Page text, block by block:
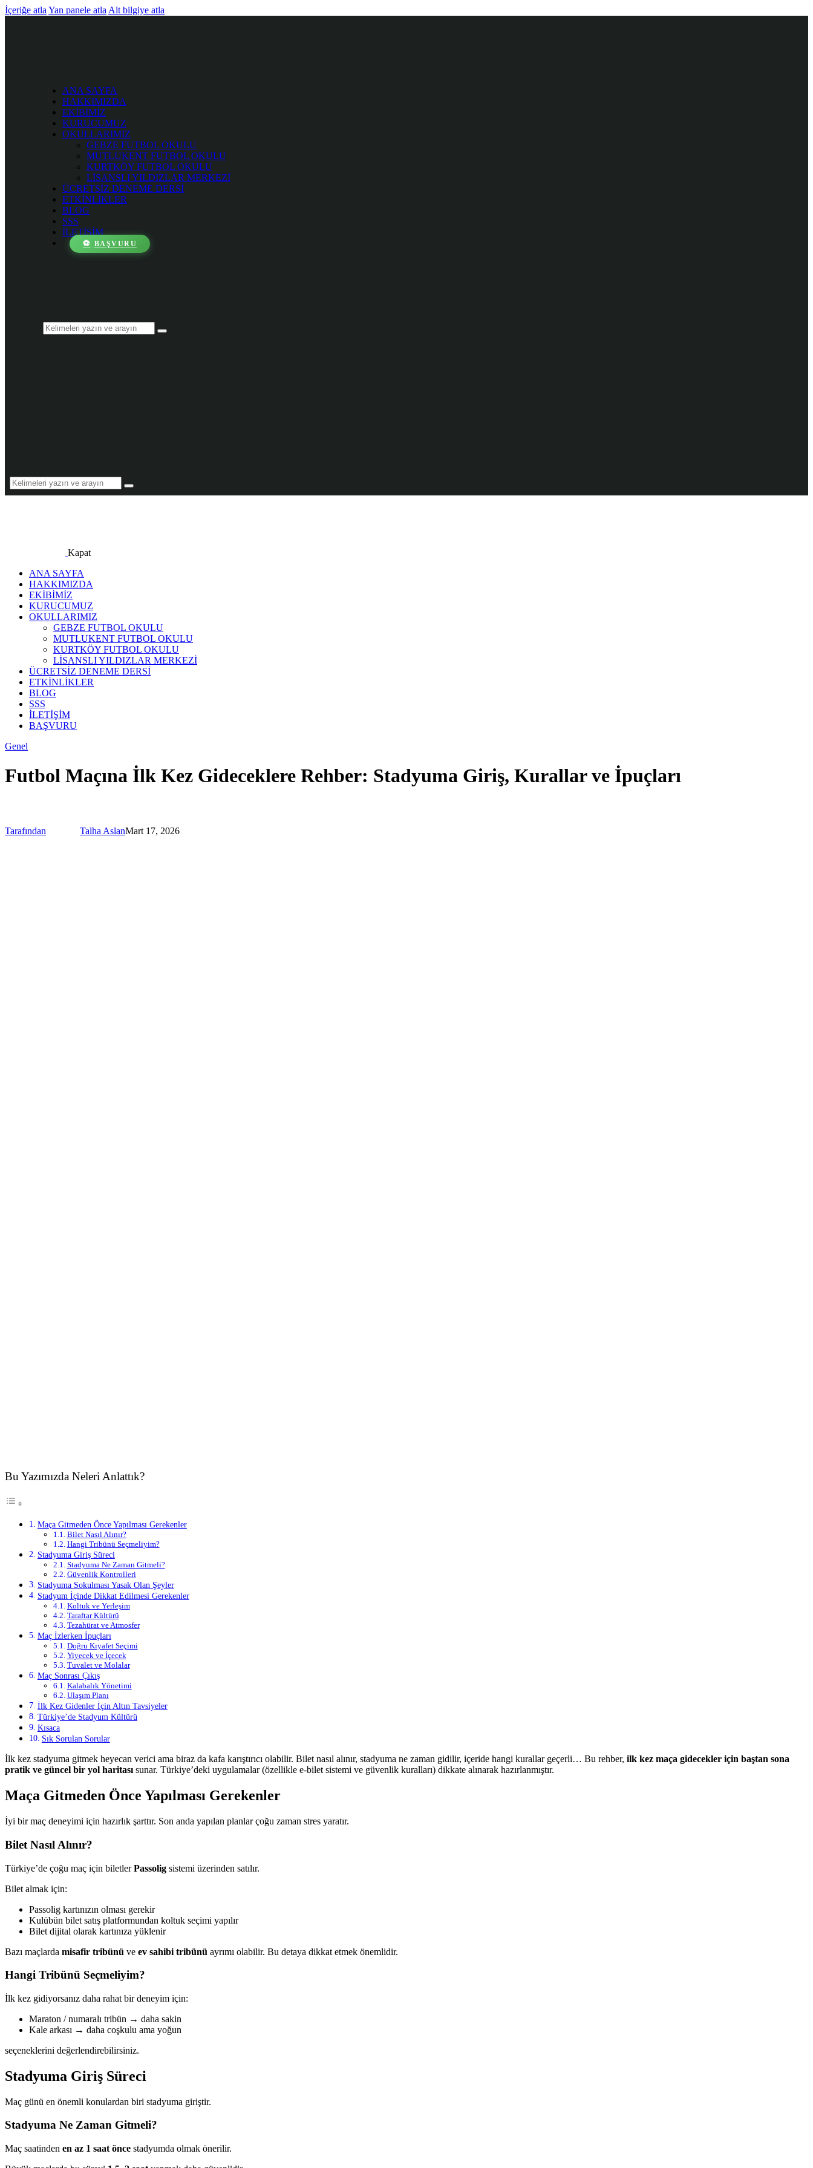
İçeriğe atla Yan panele atla Alt bilgiye atla
ANA SAYFA
HAKKIMIZDA
EKİBİMİZ
KURUCUMUZ
OKULLARIMIZ
GEBZE FUTBOL OKULU
MUTLUKENT FUTBOL OKULU
KURTKÖY FUTBOL OKULU
LİSANSLI YILDIZLAR MERKEZİ
ÜCRETSİZ DENEME DERSİ
ETKİNLİKLER
BLOG
SSS
İLETİŞİM
BAŞVURU
Kapat
ANA SAYFA
HAKKIMIZDA
EKİBİMİZ
KURUCUMUZ
OKULLARIMIZ
GEBZE FUTBOL OKULU
MUTLUKENT FUTBOL OKULU
KURTKÖY FUTBOL OKULU
LİSANSLI YILDIZLAR MERKEZİ
ÜCRETSİZ DENEME DERSİ
ETKİNLİKLER
BLOG
SSS
İLETİŞİM
BAŞVURU
facebook-
instagram
Genel
Futbol Maçına İlk Kez Gideceklere Rehber: Stadyuma Giriş, Kurallar ve İpuçları
Tarafından Talha AslanMart 17, 2026
Bu Yazımızda Neleri Anlattık?
Maça Gitmeden Önce Yapılması Gerekenler
Bilet Nasıl Alınır?
Hangi Tribünü Seçmeliyim?
Stadyuma Giriş Süreci
Stadyuma Ne Zaman Gitmeli?
Güvenlik Kontrolleri
Stadyuma Sokulması Yasak Olan Şeyler
Stadyum İçinde Dikkat Edilmesi Gerekenler
Koltuk ve Yerleşim
Taraftar Kültürü
Tezahürat ve Atmosfer
Maç İzlerken İpuçları
Doğru Kıyafet Seçimi
Yiyecek ve İçecek
Tuvalet ve Molalar
Maç Sonrası Çıkış
Kalabalık Yönetimi
Ulaşım Planı
İlk Kez Gidenler İçin Altın Tavsiyeler
Türkiye’de Stadyum Kültürü
Kısaca
Sık Sorulan Sorular
İlk kez stadyuma gitmek heyecan verici ama biraz da kafa karıştırıcı olabilir. Bilet nasıl alınır, stadyuma ne zaman gidilir, içeride hangi kurallar geçerli… Bu rehber, ilk kez maça gidecekler için baştan sona
pratik ve güncel bir yol haritası sunar. Türkiye’deki uygulamalar (özellikle e-bilet sistemi ve güvenlik kuralları) dikkate alınarak hazırlanmıştır.
Maça Gitmeden Önce Yapılması Gerekenler
İyi bir maç deneyimi için hazırlık şarttır. Son anda yapılan planlar çoğu zaman stres yaratır.
Bilet Nasıl Alınır?
Türkiye’de çoğu maç için biletlerPassolig sistemi üzerinden satılır.
Bilet almak için:
Passolig kartınızın olması gerekir
Kulübün bilet satış platformundan koltuk seçimi yapılır
Bilet dijital olarak kartınıza yüklenir
Bazı maçlarda misafir tribünü ve ev sahibi tribünü ayrımı olabilir. Bu detaya dikkat etmek önemlidir.
Hangi Tribünü Seçmeliyim?
İlk kez gidiyorsanız daha rahat bir deneyim için:
Maraton / numaralı tribün → daha sakin
Kale arkası → daha coşkulu ama yoğun
seçeneklerini değerlendirebilirsiniz.
Stadyuma Giriş Süreci
Maç günü en önemli konulardan biri stadyuma giriştir.
Stadyuma Ne Zaman Gitmeli?
Maç saatinden en az 1 saat önce stadyumda olmak önerilir.